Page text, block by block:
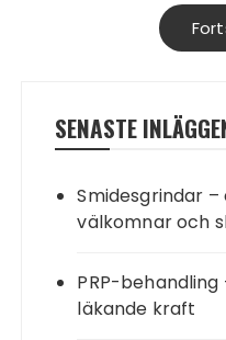
SENASTE
Smidesgrindar
välkomnar och
PRP-
läkande kraft